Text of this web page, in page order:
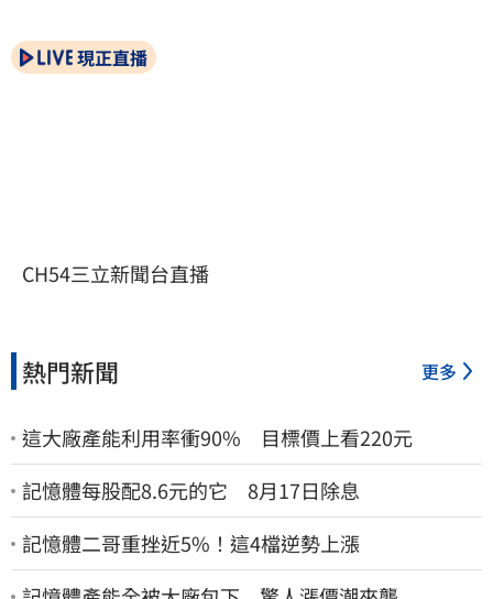
現正直播
CH54三立新聞台直播
熱門新聞 更多
這大廠產能利用率衝90% 目標價上看220元
記憶體每股配8.6元的它 8月17日除息
記憶體二哥重挫近5%！這4檔逆勢上漲